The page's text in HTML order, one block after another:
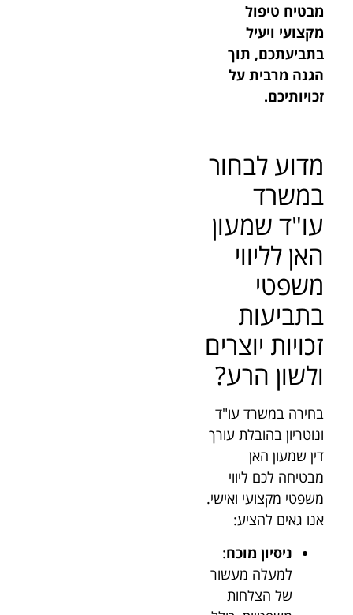
מבטיח טיפול
מקצועי ויעיל
בתביעתכם, תוך
הגנה מרבית על
זכויותיכם.
מדוע לבחור
במשרד
עו"ד שמעון
האן לליווי
משפטי
בתביעות
זכויות יוצרים
ולשון הרע?
בחירה במשרד עו"ד
ונוטריון בהובלת עורך
דין שמעון האן
מבטיחה לכם ליווי
משפטי מקצועי ואישי.
אנו גאים להציע:
ניסיון מוכח:
למעלה מעשור
של הצלחות